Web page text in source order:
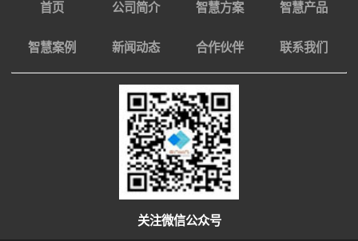
首页 公司简介 智慧方案 智慧产品
智慧案例 新闻动态 合作伙伴 联系我们
关注微信公众号